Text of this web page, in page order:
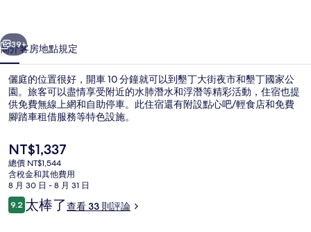
個 下一個
39+
簡介客房地點規定
儷庭的位置很好，開車 10 分鐘就可以到墾丁大街夜市和墾丁國家公
園。旅客可以盡情享受附近的水肺潛水和浮潛等精彩活動，住宿也提
供免費無線上網和自助停車。此住宿還有附設點心吧/輕食店和免費
腳踏車租借服務等特色設施。
目
前
的
價
格
是
NT$1,337
總價 NT$1,544
含稅金和其他費用
8 月 30 日 - 8 月 31 日
評
論
9.29.2 分，滿分 10 分，
太棒了查看 33 則評論